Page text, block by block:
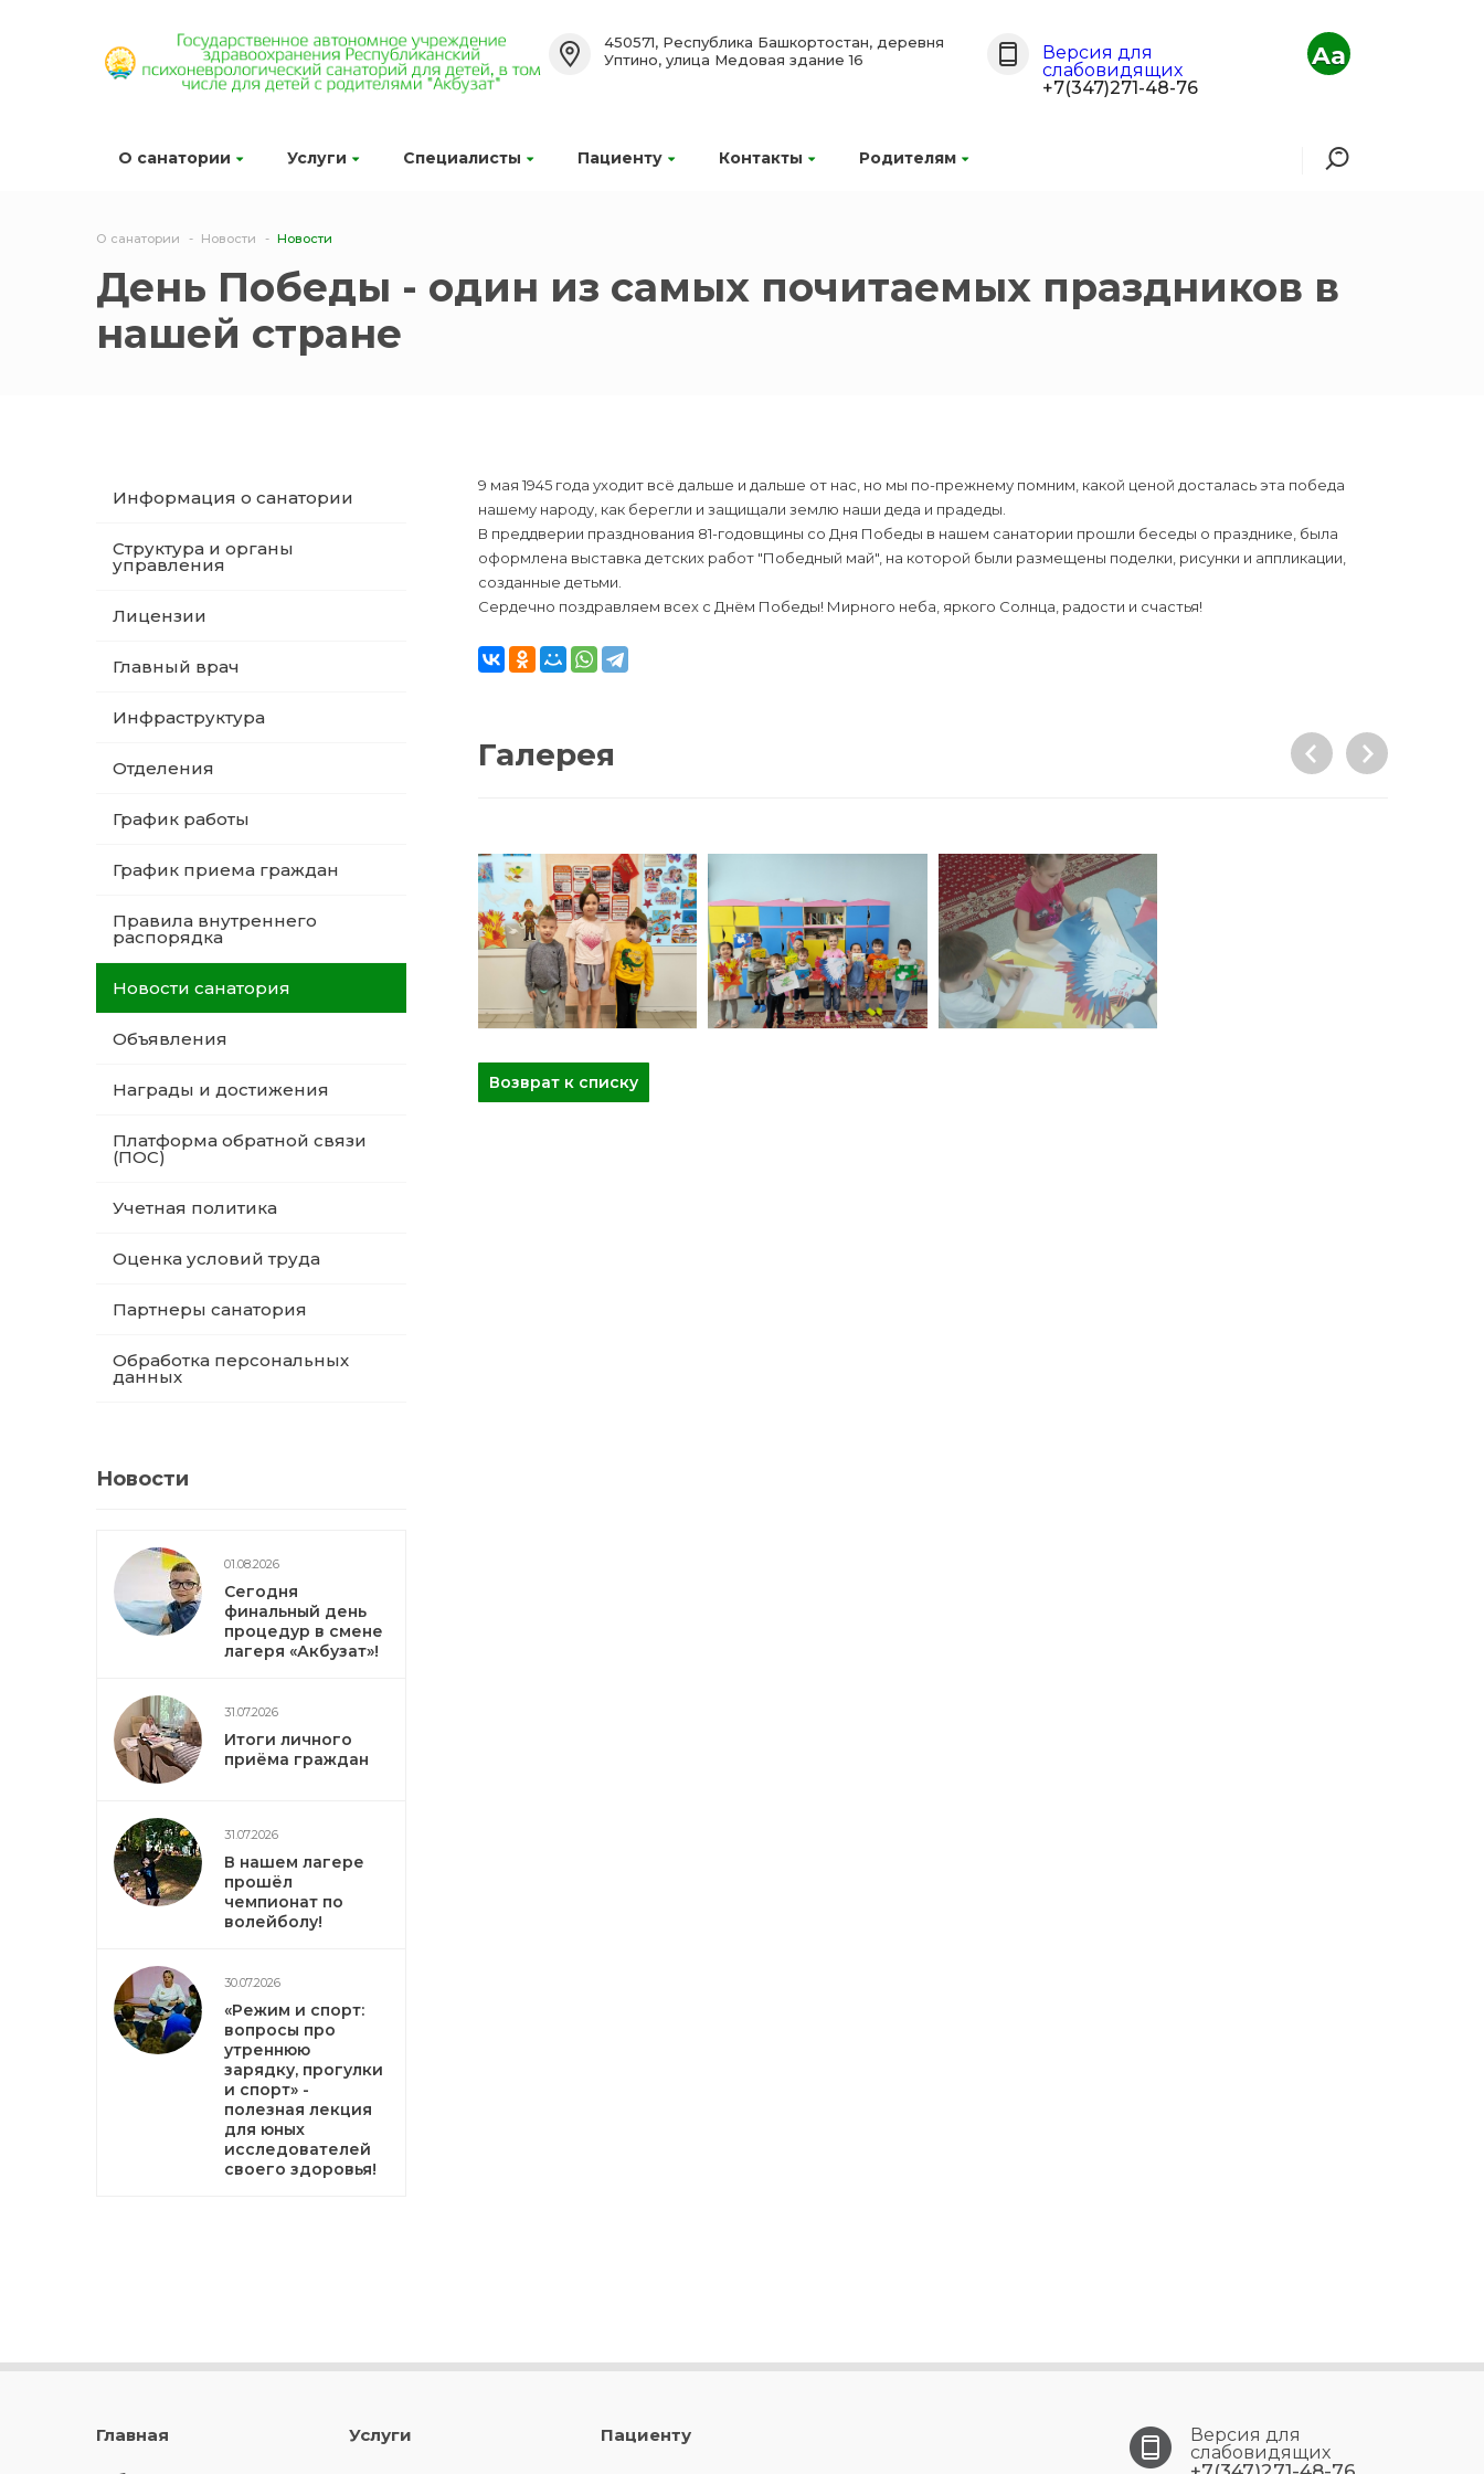
О санатории Услуги Специалисты Пациенту Контакты Родителям
450571, Республика Башкортостан, деревня
Уптино, улица Медовая здание 16
Версия для
слабовидящих
+7(347)271-48-76
Aa
О санатории Новости Новости
День Победы - один из самых почитаемых праздников в
нашей стране
Информация о санатории
Структура и органы
управления
Лицензии
Главный врач
Инфраструктура
Отделения
График работы
График приема граждан
Правила внутреннего
распорядка
Новости санатория
Объявления
Награды и достижения
Платформа обратной связи
(ПОС)
Учетная политика
Оценка условий труда
Партнеры санатория
Обработка персональных
данных
Новости
01.08.2026
Сегодня
финальный день
процедур в смене
лагеря «Акбузат»!
31.07.2026
Итоги личного
приёма граждан
31.07.2026
В нашем лагере
прошёл
чемпионат по
волейболу!
30.07.2026
«Режим и спорт:
вопросы про
утреннюю
зарядку, прогулки
и спорт» -
полезная лекция
для юных
исследователей
своего здоровья!
9 мая 1945 года уходит всё дальше и дальше от нас, но мы по-прежнему помним, какой ценой досталась эта победа
нашему народу, как берегли и защищали землю наши деда и прадеды.
В преддверии празднования 81-годовщины со Дня Победы в нашем санатории прошли беседы о празднике, была
оформлена выставка детских работ "Победный май", на которой были размещены поделки, рисунки и аппликации,
созданные детьми.
Сердечно поздравляем всех с Днём Победы! Мирного неба, яркого Солнца, радости и счастья!
Галерея
Возврат к списку
Главная Услуги Пациенту
Версия для
слабовидящих